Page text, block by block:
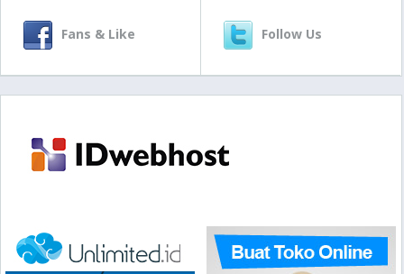
Fans & Like Follow Us